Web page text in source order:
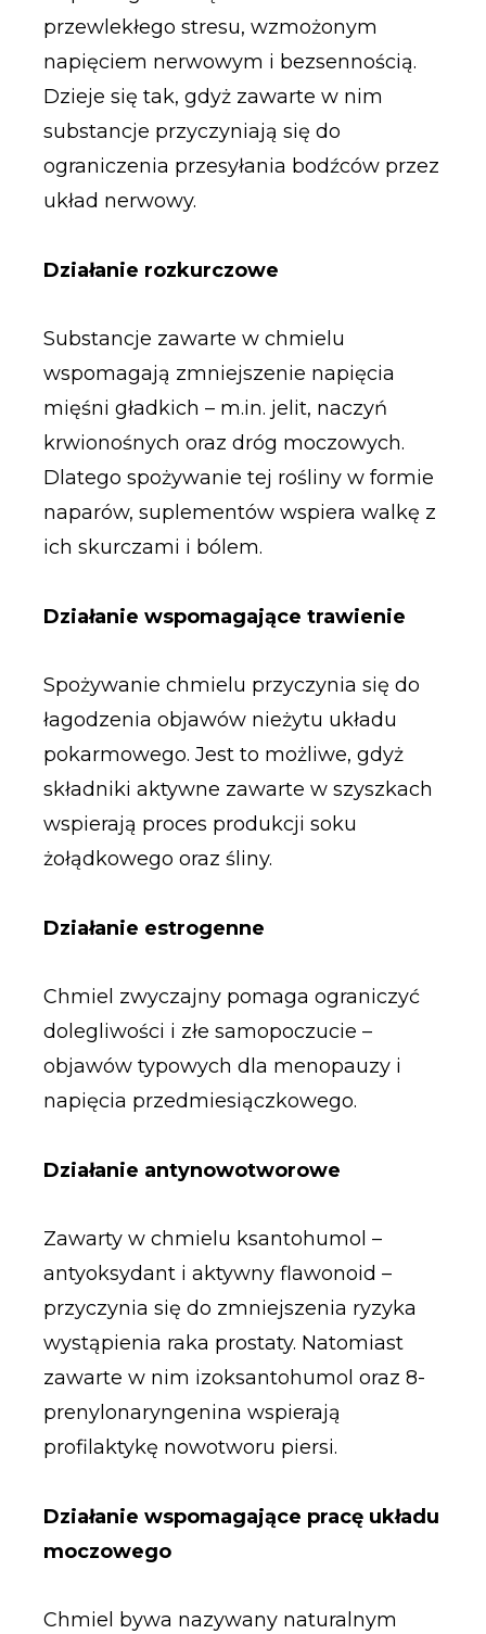
przewlekłego stresu, wzmożonym
napięciem nerwowym i bezsennością.
Dzieje się tak, gdyż zawarte w nim
substancje przyczyniają się do
ograniczenia przesyłania bodźców przez
układ nerwowy.
Działanie rozkurczowe
Substancje zawarte w chmielu
wspomagają zmniejszenie napięcia
mięśni gładkich – m.in. jelit, naczyń
krwionośnych oraz dróg moczowych.
Dlatego spożywanie tej rośliny w formie
naparów, suplementów wspiera walkę z
ich skurczami i bólem.
Działanie wspomagające trawienie
Spożywanie chmielu przyczynia się do
łagodzenia objawów nieżytu układu
pokarmowego. Jest to możliwe, gdyż
składniki aktywne zawarte w szyszkach
wspierają proces produkcji soku
żołądkowego oraz śliny.
Działanie estrogenne
Chmiel zwyczajny pomaga ograniczyć
dolegliwości i złe samopoczucie –
objawów typowych dla menopauzy i
napięcia przedmiesiączkowego.
Działanie antynowotworowe
Zawarty w chmielu ksantohumol –
antyoksydant i aktywny flawonoid –
przyczynia się do zmniejszenia ryzyka
wystąpienia raka prostaty. Natomiast
zawarte w nim izoksantohumol oraz 8-
prenylonaryngenina wspierają
profilaktykę nowotworu piersi.
Działanie wspomagające pracę układu
moczowego
Chmiel bywa nazywany naturalnym